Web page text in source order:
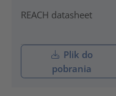
REACH datasheet
Plik do
pobrania